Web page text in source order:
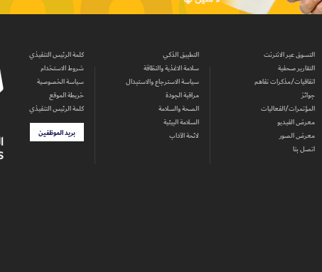
التسوق عبر الانترنت
التقارير صحفية
اتفاقيات/مذكرات تفاهم
جوائز
المؤتمرات/الفعاليات
معرض الفيديو
معرض الصور
اتصل بنا
التطبيق الذكي
سلامة الاغذية والنظافة
سياسة الاسترجاع والاستبدال
مراقبة الجودة
الصحة والسلامة
السلامة البيئية
لائحة الآداب
كلمة الرئيس التنفيذي
شروط الاستخدام
سياسة الخصوصية
خريطة الموقع
كلمة الرئيس التنفيذي
بريد الموظفين